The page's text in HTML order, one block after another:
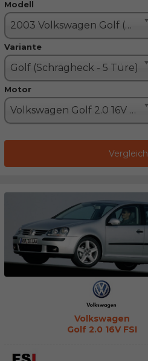
Modell
2003 Volkswagen Golf (Golf V)
Variante
Golf (Schrägheck - 5 Türe)
Motor
Volkswagen Golf 2.0 16V FSI (150PS)
Volkswagen
Golf 2.0 16V FSI